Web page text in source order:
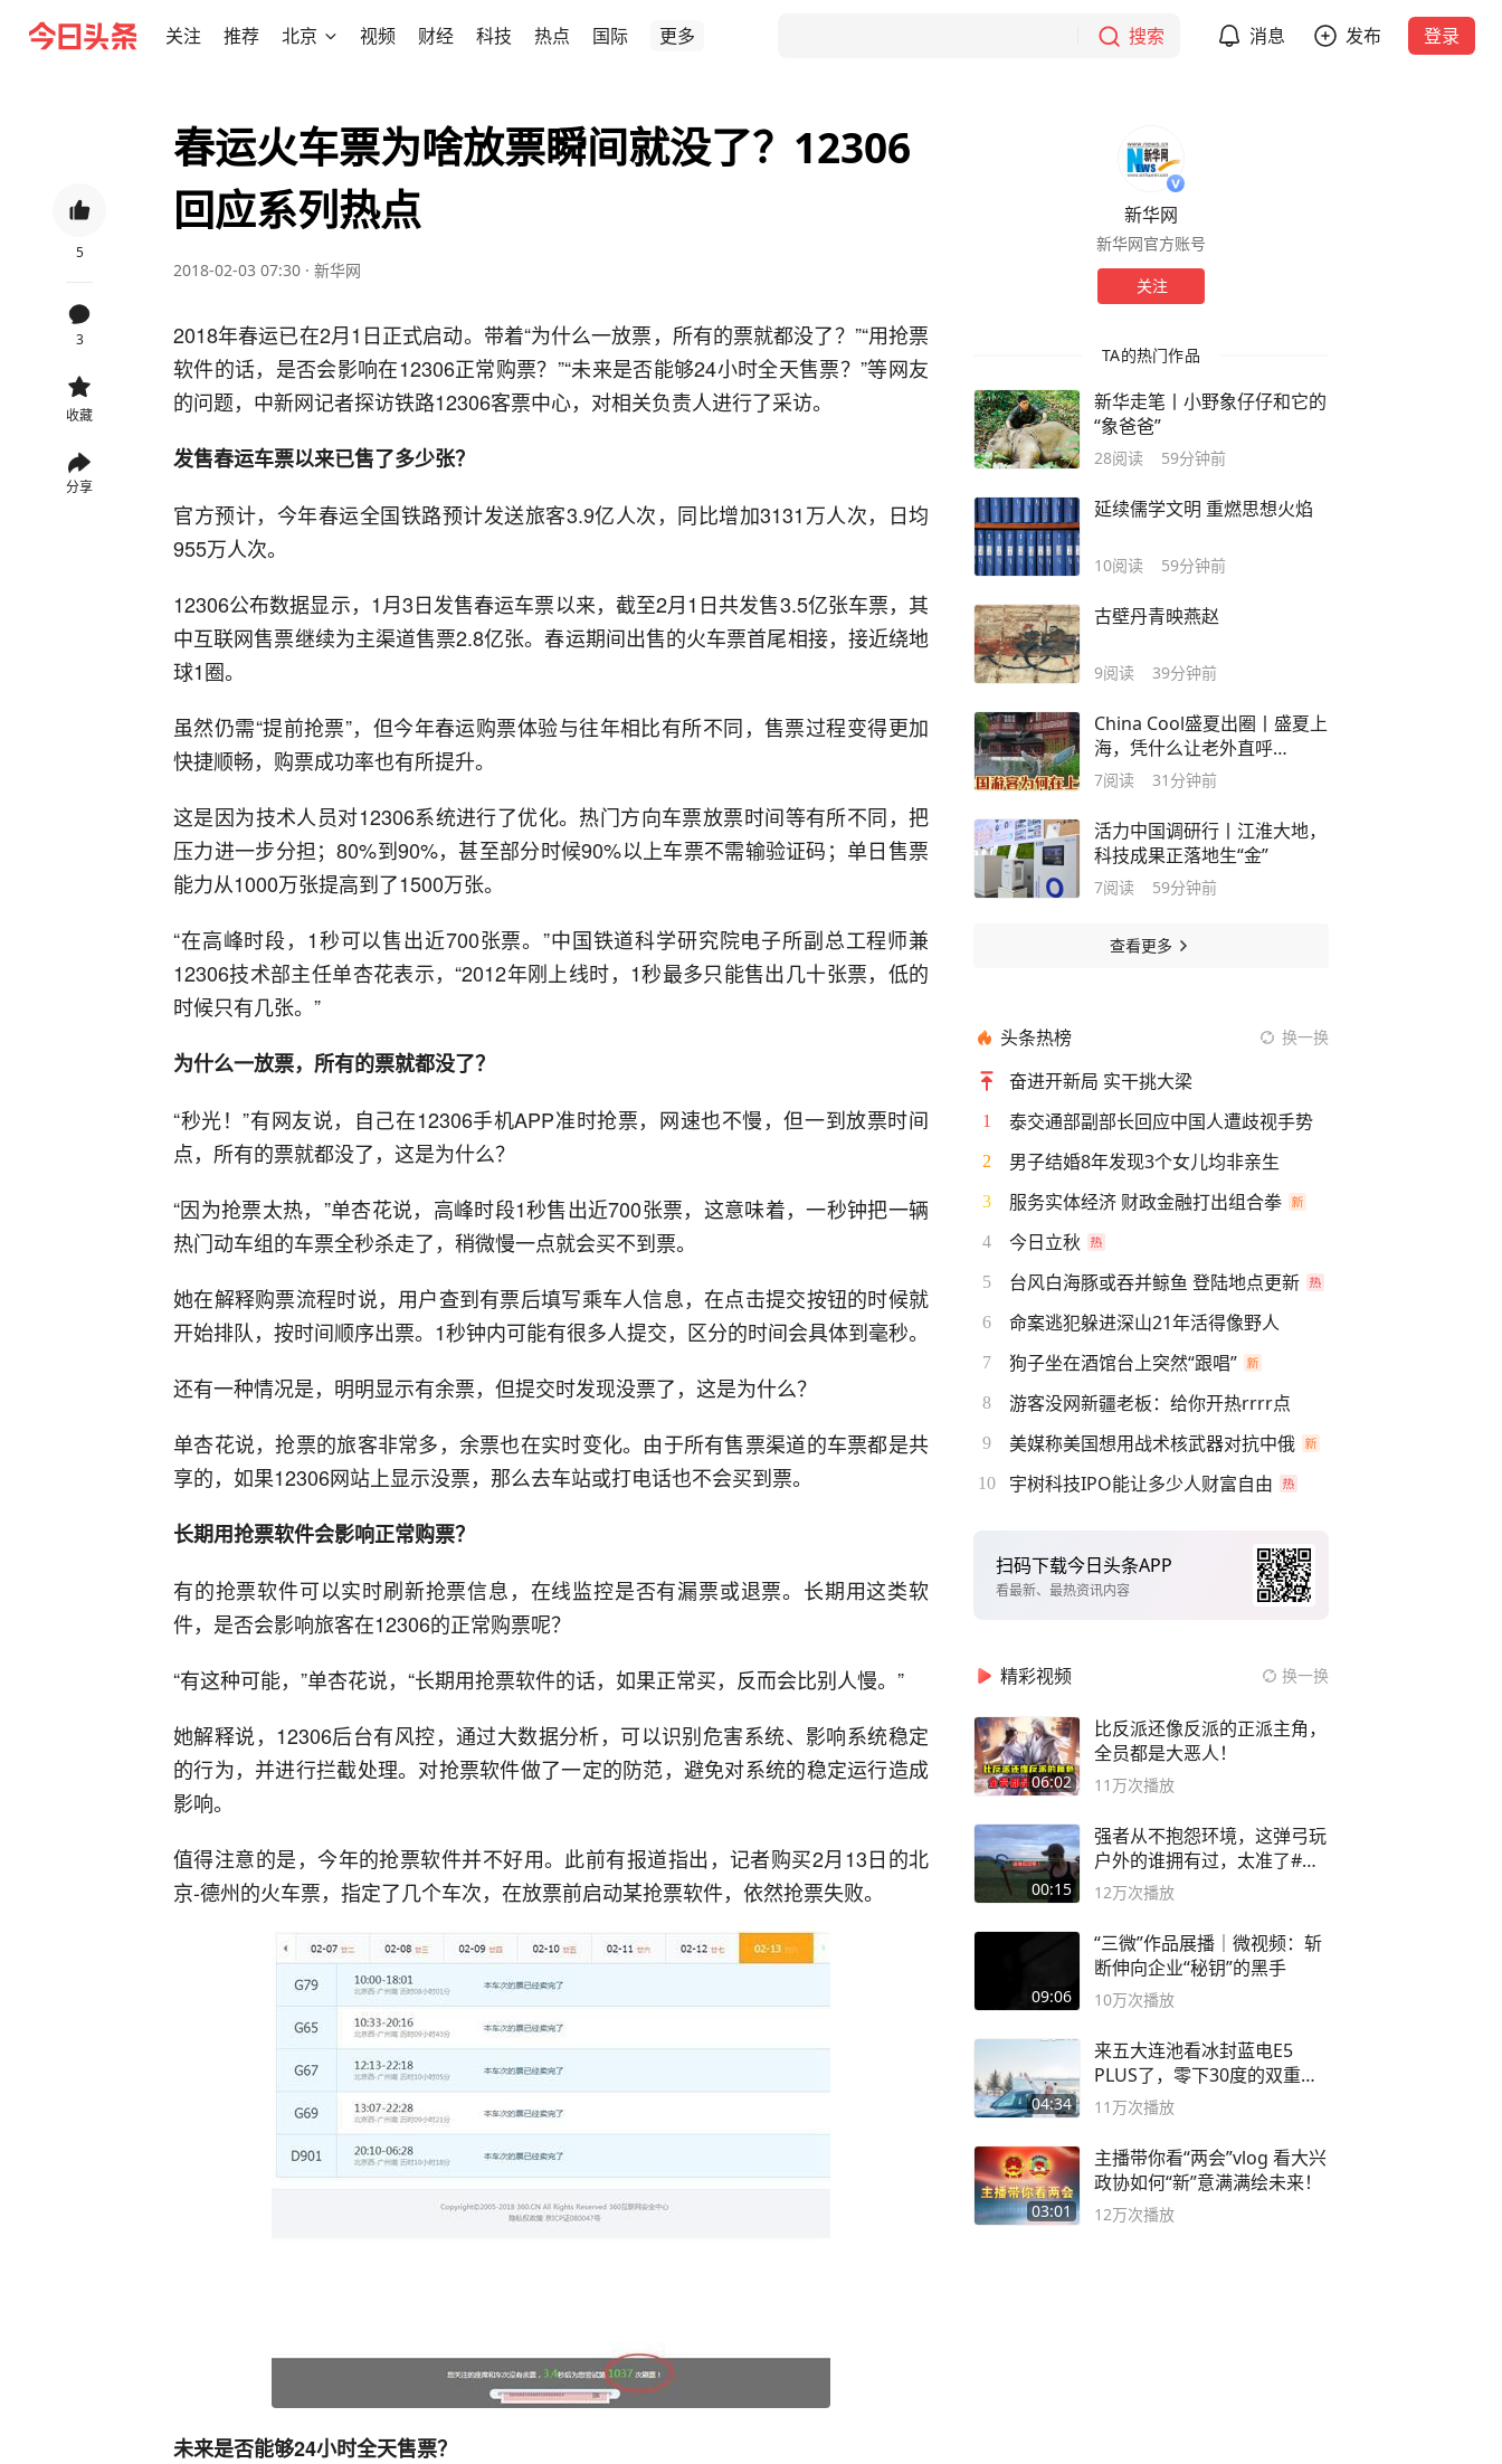
关注 推荐 北京 视频 财经 科技 热点 国际 更多 搜索 消息 发布 登录
5
3
收藏
分享
春运火车票为啥放票瞬间就没了？12306
回应系列热点
2018-02-03 07:30 · 新华网
2018年春运已在2月1日正式启动。带着“为什么一放票，所有的票就都没了？”“用抢票
软件的话，是否会影响在12306正常购票？”“未来是否能够24小时全天售票？”等网友
的问题，中新网记者探访铁路12306客票中心，对相关负责人进行了采访。
发售春运车票以来已售了多少张？
官方预计，今年春运全国铁路预计发送旅客3.9亿人次，同比增加3131万人次，日均
955万人次。
12306公布数据显示，1月3日发售春运车票以来，截至2月1日共发售3.5亿张车票，其
中互联网售票继续为主渠道售票2.8亿张。春运期间出售的火车票首尾相接，接近绕地
球1圈。
虽然仍需“提前抢票”，但今年春运购票体验与往年相比有所不同，售票过程变得更加
快捷顺畅，购票成功率也有所提升。
这是因为技术人员对12306系统进行了优化。热门方向车票放票时间等有所不同，把
压力进一步分担；80%到90%，甚至部分时候90%以上车票不需输验证码；单日售票
能力从1000万张提高到了1500万张。
“在高峰时段，1秒可以售出近700张票。”中国铁道科学研究院电子所副总工程师兼
12306技术部主任单杏花表示，“2012年刚上线时，1秒最多只能售出几十张票，低的
时候只有几张。”
为什么一放票，所有的票就都没了？
“秒光！”有网友说，自己在12306手机APP准时抢票，网速也不慢，但一到放票时间
点，所有的票就都没了，这是为什么？
“因为抢票太热，”单杏花说，高峰时段1秒售出近700张票，这意味着，一秒钟把一辆
热门动车组的车票全秒杀走了，稍微慢一点就会买不到票。
她在解释购票流程时说，用户查到有票后填写乘车人信息，在点击提交按钮的时候就
开始排队，按时间顺序出票。1秒钟内可能有很多人提交，区分的时间会具体到毫秒。
还有一种情况是，明明显示有余票，但提交时发现没票了，这是为什么？
单杏花说，抢票的旅客非常多，余票也在实时变化。由于所有售票渠道的车票都是共
享的，如果12306网站上显示没票，那么去车站或打电话也不会买到票。
长期用抢票软件会影响正常购票？
有的抢票软件可以实时刷新抢票信息，在线监控是否有漏票或退票。长期用这类软
件，是否会影响旅客在12306的正常购票呢？
“有这种可能，”单杏花说，“长期用抢票软件的话，如果正常买，反而会比别人慢。”
她解释说，12306后台有风控，通过大数据分析，可以识别危害系统、影响系统稳定
的行为，并进行拦截处理。对抢票软件做了一定的防范，避免对系统的稳定运行造成
影响。
值得注意的是，今年的抢票软件并不好用。此前有报道指出，记者购买2月13日的北
京-德州的火车票，指定了几个车次，在放票前启动某抢票软件，依然抢票失败。
未来是否能够24小时全天售票？
新华网
新华网官方账号
关注
TA的热门作品
新华走笔丨小野象仔仔和它的
“象爸爸”
28阅读 59分钟前
延续儒学文明 重燃思想火焰
10阅读 59分钟前
古壁丹青映燕赵
9阅读 39分钟前
China Cool盛夏出圈丨盛夏上
海，凭什么让老外直呼
“Cool”？
7阅读 31分钟前
活力中国调研行丨江淮大地，
科技成果正落地生“金”
7阅读 59分钟前
查看更多
头条热榜 换一换
奋进开新局 实干挑大梁
1 泰交通部副部长回应中国人遭歧视手势
2 男子结婚8年发现3个女儿均非亲生
3 服务实体经济 财政金融打出组合拳
4 今日立秋
5 台风白海豚或吞并鲸鱼 登陆地点更新
6 命案逃犯躲进深山21年活得像野人
7 狗子坐在酒馆台上突然“跟唱”
8 游客没网新疆老板：给你开热rrrr点
9 美媒称美国想用战术核武器对抗中俄
10 宇树科技IPO能让多少人财富自由
扫码下载今日头条APP
看最新、最热资讯内容
精彩视频 换一换
06:02
比反派还像反派的正派主角，
全员都是大恶人！
11万次播放
00:15
强者从不抱怨环境，这弹弓玩
户外的谁拥有过，太准了#弹
弓#户外
12万次播放
09:06
“三微”作品展播｜微视频：斩
断伸向企业“秘钥”的黑手
10万次播放
04:34
来五大连池看冰封蓝电E5
PLUS了，零下30度的双重冰
封40小时全录
11万次播放
03:01
主播带你看“两会”vlog 看大兴
政协如何“新”意满满绘未来！
12万次播放